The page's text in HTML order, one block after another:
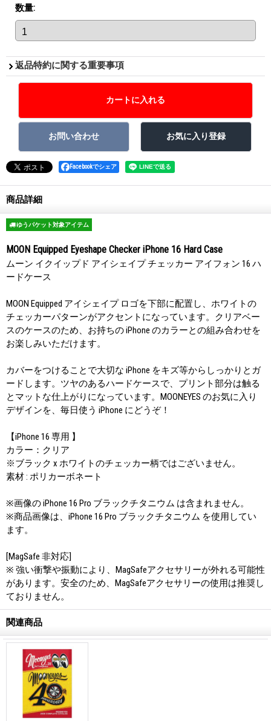
数量:
返品特約に関する重要事項
Facebookでシェア
商品詳細
ゆうパケット対象アイテム
MOON Equipped Eyeshape Checker iPhone 16 Hard Case
ムーン イクイップド アイシェイプ チェッカー アイフォン 16 ハ
ードケース
MOON Equipped アイシェイプ ロゴを下部に配置し、ホワイトの
チェッカーパターンがアクセントになっています。クリアベー
スのケースのため、お持ちの iPhone のカラーとの組み合わせを
お楽しみいただけます。
カバーをつけることで大切な iPhone をキズ等からしっかりとガ
ードします。ツヤのあるハードケースで、プリント部分は触る
とマットな仕上がりになっています。MOONEYES のお気に入り
デザインを、毎日使う iPhone にどうぞ！
【iPhone 16 専用 】
カラー：クリア
※ブラック x ホワイトのチェッカー柄ではございません。
素材 : ポリカーボネート
※画像の iPhone 16 Pro ブラックチタニウム は含まれません。
※商品画像は、iPhone 16 Pro ブラックチタニウム を使用してい
ます。
[MagSafe 非対応]
※ 強い衝撃や振動により、MagSafeアクセサリーが外れる可能性
があります。安全のため、MagSafeアクセサリーの使用は推奨し
ておりません。
関連商品